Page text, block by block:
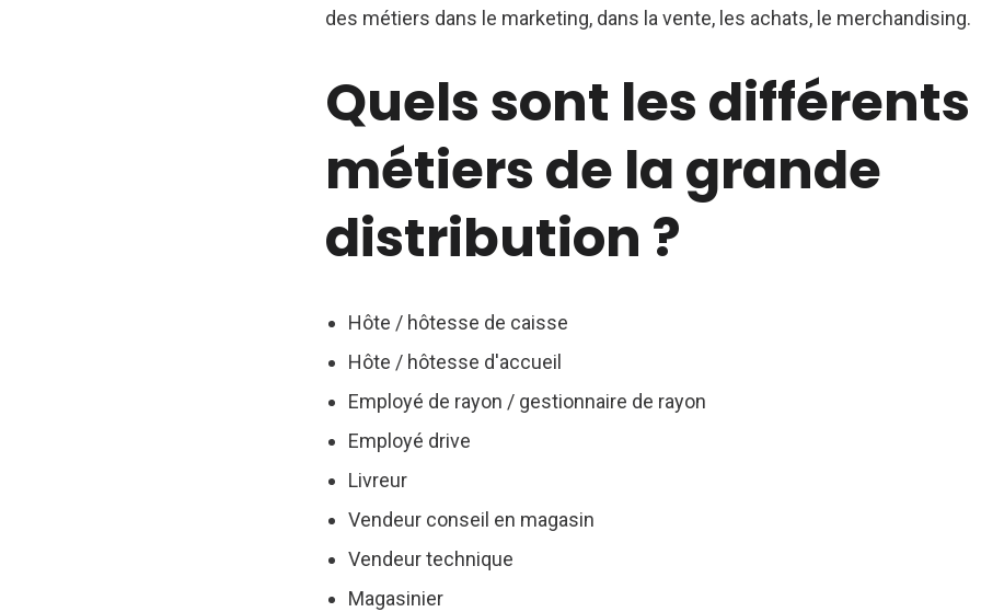
des métiers dans le marketing, dans la vente, les achats, le merchandising.
Quels sont les différents
métiers de la grande
distribution ?
Hôte / hôtesse de caisse
Hôte / hôtesse d'accueil
Employé de rayon / gestionnaire de rayon
Employé drive
Livreur
Vendeur conseil en magasin
Vendeur technique
Magasinier